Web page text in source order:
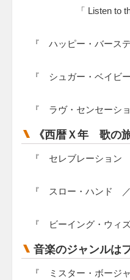
「 Listen to the
『 ハッピー・バー
『 シュガー・ベイ
『 ラヴ・センセー
《西暦Ｘ年 歌の
『 セレブレーショ
『 スロー・ハンド
『 ビーイング・ウ
音楽のジャンルは
『 ミスター・ボージ